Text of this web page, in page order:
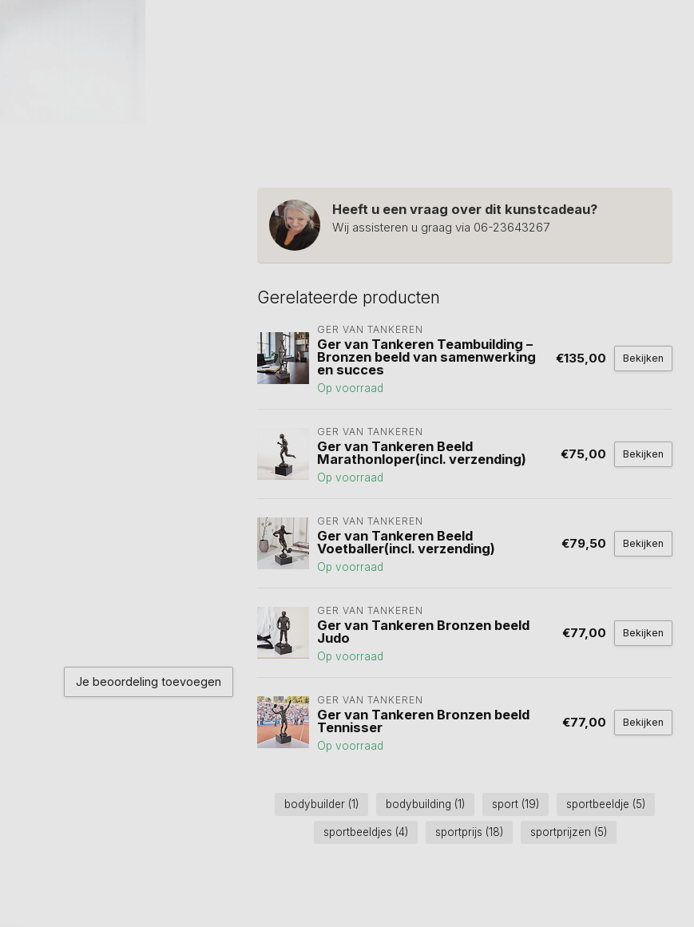
Je beoordeling toevoegen
Heeft u een vraag over dit kunstcadeau?
Wij assisteren u graag via 06-23643267
Gerelateerde producten
GER VAN TANKEREN
Ger van Tankeren Teambuilding –
Bronzen beeld van samenwerking
en succes
Op voorraad
€135,00 Bekijken
GER VAN TANKEREN
Ger van Tankeren Beeld
Marathonloper(incl. verzending)
Op voorraad
€75,00 Bekijken
GER VAN TANKEREN
Ger van Tankeren Beeld
Voetballer(incl. verzending)
Op voorraad
€79,50 Bekijken
GER VAN TANKEREN
Ger van Tankeren Bronzen beeld
Judo
Op voorraad
€77,00 Bekijken
GER VAN TANKEREN
Ger van Tankeren Bronzen beeld
Tennisser
Op voorraad
€77,00 Bekijken
bodybuilder (1) bodybuilding (1) sport (19) sportbeeldje (5)
sportbeeldjes (4) sportprijs (18) sportprijzen (5)